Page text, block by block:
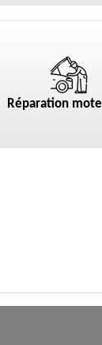
Réparation